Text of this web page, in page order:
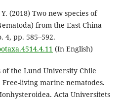
(2018) Two new species of
from the East China
4, pp. 585–592.
(In English)
of the Lund University Chile
Free-living marine nematodes.
Acta Universitets